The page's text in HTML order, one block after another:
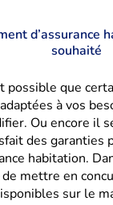
d’assurance
souhaité
possible que
à vos
Ou encore il
des garanties
habitation.
mettre en
sur le